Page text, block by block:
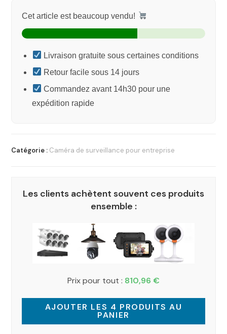
Cet article est beaucoup vendu!
Livraison gratuite sous certaines conditions
Retour facile sous 14 jours
Commandez avant 14h30 pour une
expédition rapide
Catégorie : Caméra de surveillance pour entreprise
Les clients achètent souvent ces produits
ensemble :
Prix pour tout : 810,96 €
AJOUTER LES 4 PRODUITS AU
PANIER